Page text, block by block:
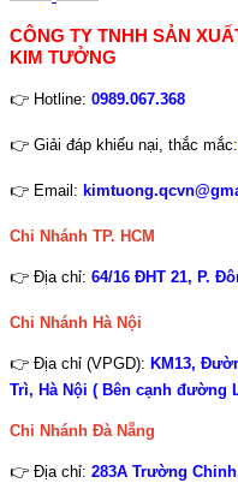
CÔNG TY TNHH SẢN
KIM TƯỞNG
👉 Hotline: 0989.067.368
👉 Giải đáp khiếu nại, thắc mắc:
👉 Email:
Chi Nhánh TP. HCM
👉 Địa chỉ: 64/16 ĐHT 21, P.
Chi Nhánh Hà Nội
👉 Địa chỉ (VPGD): KM13,
Trì, Hà Nội ( Bên cạnh đường
Chi Nhánh Đà Nẵng
👉 Địa chỉ: 283A Trường